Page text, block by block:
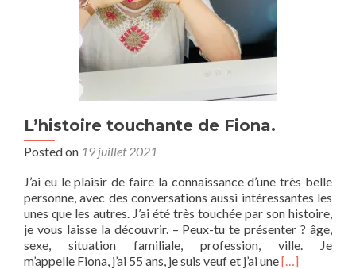
L’histoire touchante de Fiona.
Posted on 19 juillet 2021
J’ai eu le plaisir de faire la connaissance d’une très belle
personne, avec des conversations aussi intéressantes les
unes que les autres. J’ai été très touchée par son histoire,
je vous laisse la découvrir. – Peux-tu te présenter ? âge,
sexe, situation familiale, profession, ville. Je
m’appelle Fiona, j’ai 55 ans, je suis veuf et j’ai uneRead
[…]